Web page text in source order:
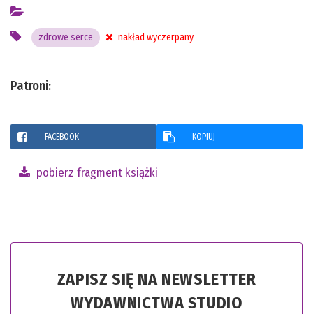
zdrowe serce nakład wyczerpany
Patroni:
FACEBOOK KOPIUJ
pobierz fragment książki
ZAPISZ SIĘ NA NEWSLETTER
WYDAWNICTWA STUDIO